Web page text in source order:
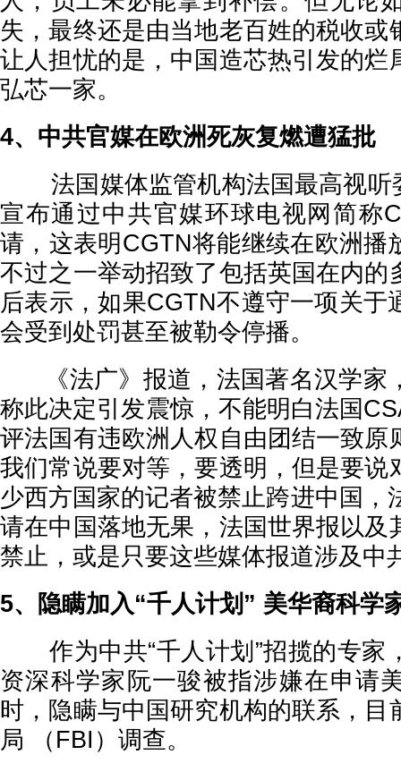
失，最终还是由当地老百姓的税收或
让人担忧的是，中国造芯热引发的烂
弘芯一家。
4、中共官媒在欧洲死灰复燃遭猛批
法国媒体监管机构法国最高视听
宣布通过中共官媒环球电视网简称
请，这表明CGTN将能继续在欧洲播
不过之一举动招致了包括英国在内的
后表示，如果CGTN不遵守一项关于
会受到处罚甚至被勒令停播。
《法广》报道，法国著名汉学家
称此决定引发震惊，不能明白法国
评法国有违欧洲人权自由团结一致原
我们常说要对等，要透明，但是要说
少西方国家的记者被禁止跨进中国，
请在中国落地无果，法国世界报以及
禁止，或是只要这些媒体报道涉及中
5、隐瞒加入“千人计划” 美华裔科学
作为中共“千人计划”招揽的专家
资深科学家阮一骏被指涉嫌在申请
时，隐瞒与中国研究机构的联系，目
局 （FBI）调查。